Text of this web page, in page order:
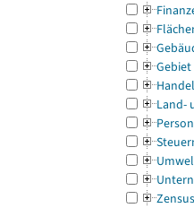
Gebiet
Land-
Zensus